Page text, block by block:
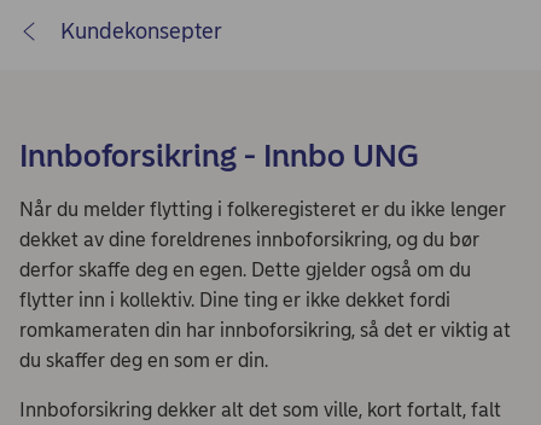
Kundekonsepter
Innboforsikring - Innbo UNG
Når du melder flytting i folkeregisteret er du ikke lenger
dekket av dine foreldrenes innboforsikring, og du bør
derfor skaffe deg en egen. Dette gjelder også om du
flytter inn i kollektiv. Dine ting er ikke dekket fordi
romkameraten din har innboforsikring, så det er viktig at
du skaffer deg en som er din.
Innboforsikring dekker alt det som ville, kort fortalt, falt